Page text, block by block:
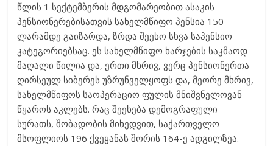
წლის 1 სექტემბერის მდგომარეობით ასაკის
პენსიონერებისათვის სახელმწიფო პენსია 150
ლარამდე გაიზარდა, ზრდა შეეხო სხვა საპენსიო
კატეგორიებსაც. ეს სახელმწიფო ხარჯების საკმაოდ
მაღალი წილია და, ერთი მხრივ, ვერც პენსიონერთა
ღირსეულ სიბერეს უზრუნველყოფს და, მეორე მხრივ,
სახელმწიფოს საოპერაციო ფულის მნიშვნელოვან
წყაროს აკლებს. რაც შეეხება დემოგრაფული
სურათს, შობადობის მიხედვით, საქართველო
მსოფლიოს 196 ქვეყანას შორის 164-ე ადგილზეა.